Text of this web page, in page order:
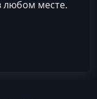
любом месте.